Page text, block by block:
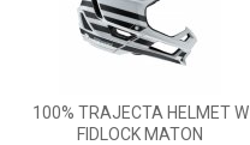
100% TRAJECTA HELMET W
FIDLOCK MATON